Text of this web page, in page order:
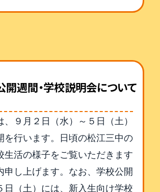
開週間・学校説明会について
９月２日（水）～５日（土）
を行います。日頃の松江三中の
生活の様子をご覧いただきます
申し上げます。 なお、学校公開
日（土）には、新入生向け学校